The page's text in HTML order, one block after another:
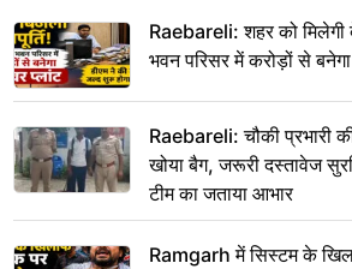
Raebareli: शहर को मिलेगी
भवन परिसर में करोड़ों से बनेगा
Raebareli: चौकी प्रभारी
खोया बैग, जरूरी दस्तावेज
टीम का जताया आभार
Ramgarh में सिस्टम के